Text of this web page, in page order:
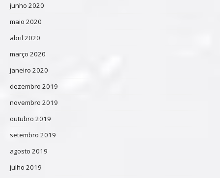
junho 2020
maio 2020
abril 2020
março 2020
janeiro 2020
dezembro 2019
novembro 2019
outubro 2019
setembro 2019
agosto 2019
julho 2019